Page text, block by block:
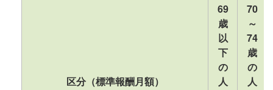
区分（標準報酬月額）
69
歳
以
下
の
人
70
～
74
歳
の
人